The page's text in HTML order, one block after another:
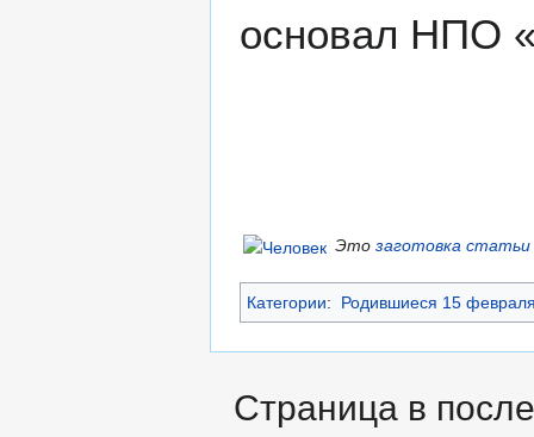
основал НПО
Это заготовка статьи
Категории: Родившиеся 15
Страница в